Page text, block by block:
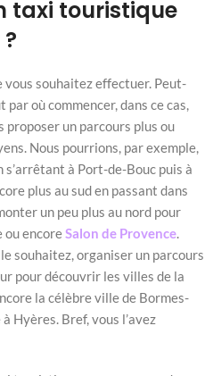
taxi touristique
vous souhaitez effectuer. Peut-
où commencer, dans ce cas,
proposer un parcours plus ou
Nous pourrions, par exemple,
à Port-de-Bouc puis à
plus au sud en passant dans
un peu plus au nord pour
ou encoreSalon de Provence.
souhaitez, organiser un parcours
pour découvrir les villes de la
la célèbre ville de Bormes-
Hyères. Bref, vous l’avez